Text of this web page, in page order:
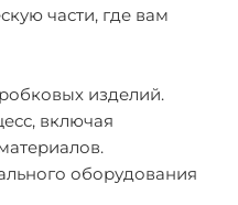
части, где вам
изделий.
включая
оборудования